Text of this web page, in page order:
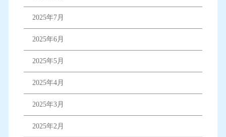
2025年7月
2025年6月
2025年5月
2025年4月
2025年3月
2025年2月